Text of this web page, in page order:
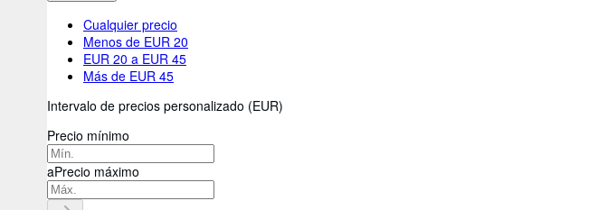
Cualquier precio
Menos de EUR 20
EUR 20 a EUR 45
Más de EUR 45
Intervalo de precios personalizado (EUR)
Precio mínimo
aPrecio máximo